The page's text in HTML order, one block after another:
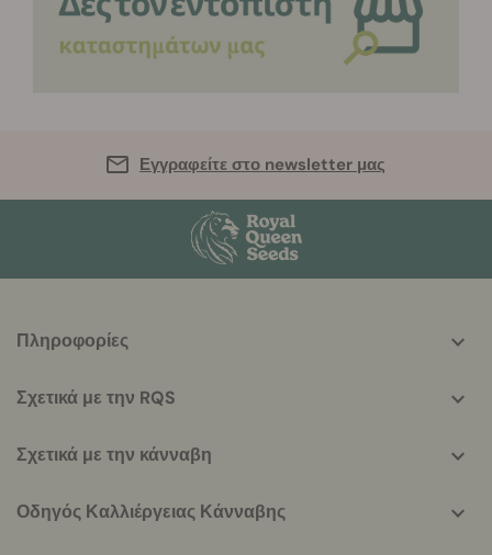
Εγγραφείτε στο newsletter μας
helpful
Πληροφορίες
Σχετικά με την RQS
Σχετικά με την κάνναβη
Οδηγός Καλλιέργειας Κάνναβης